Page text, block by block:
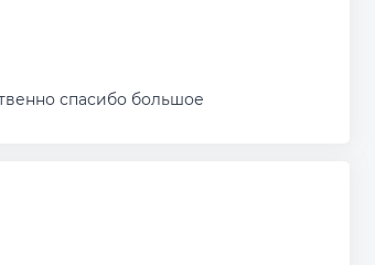
спасибо большое